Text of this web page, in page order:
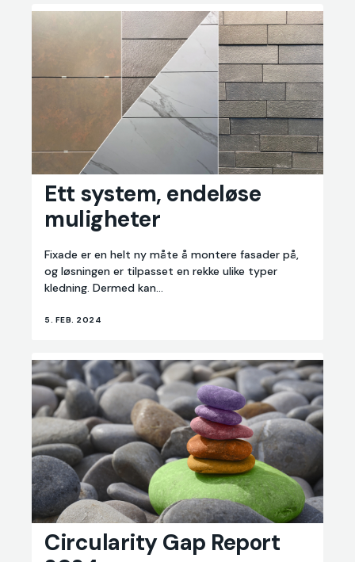
system,
endeløse
muligheter
Ett system, endeløse
muligheter
Fixade er en helt ny måte å montere fasader på,
og løsningen er tilpasset en rekke ulike typer
kledning. Dermed kan...
5. FEB. 2024
Circularity
Gap
Report
Circularity Gap Report